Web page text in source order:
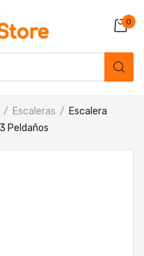
0
Escaleras
Escalera
Peldaños